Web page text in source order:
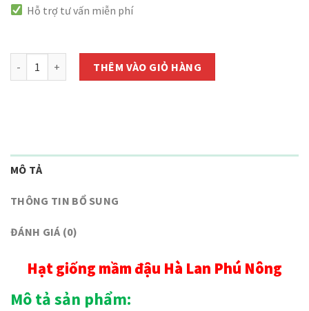
Hỗ trợ tư vấn miễn phí
Hạt Giống Mầm Đậu Hà Lan Phú Nông - Gói 50g số lượng
THÊM VÀO GIỎ HÀNG
MÔ TẢ
THÔNG TIN BỔ SUNG
ĐÁNH GIÁ (0)
Hạt giống mầm đậu Hà Lan Phú Nông
Mô tả sản phẩm: